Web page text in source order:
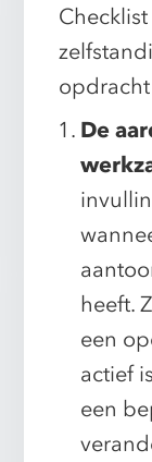
De
heeft.
een
actief
een